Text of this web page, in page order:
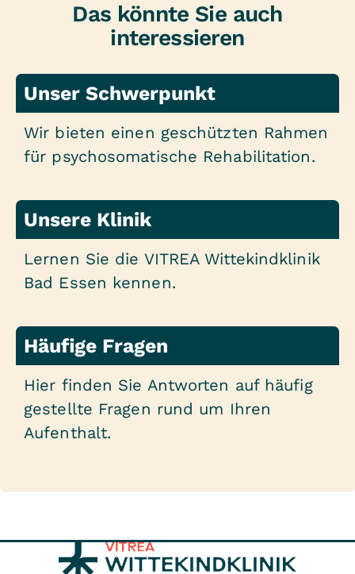
Das könnte Sie auch
interessieren
Unser Schwerpunkt
Wir bieten einen geschützten Rahmen
für psychosomatische Rehabilitation.
Unsere Klinik
Lernen Sie die VITREA Wittekindklinik
Bad Essen kennen.
Häufige Fragen
Hier finden Sie Antworten auf häufig
gestellte Fragen rund um Ihren
Aufenthalt.